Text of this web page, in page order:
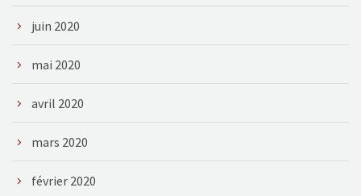
juin 2020
mai 2020
avril 2020
mars 2020
février 2020